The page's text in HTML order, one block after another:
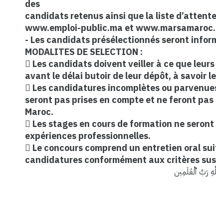
des
candidats retenus ainsi que la liste
www.emploi-public.ma et
- Les candidats présélectionnés seront
MODALITES DE SELECTION :
 Les candidats doivent veiller à ce que
avant le délai butoir de leur dépôt, à savoir
 Les candidatures incomplètes ou
seront pas prises en compte et ne feront
Maroc.
 Les stages en cours de formation ne
expériences professionnelles.
 Le concours comprend un entretien oral
candidatures conformément aux critères
رَبِّ ٱلْعَٰلَمِين